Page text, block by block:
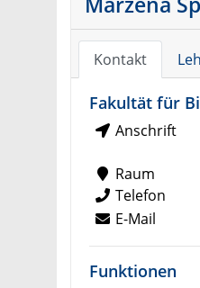
Kontakt
Fakultät für
Anschrift
Raum
Telefon
E-Mail
Funktionen